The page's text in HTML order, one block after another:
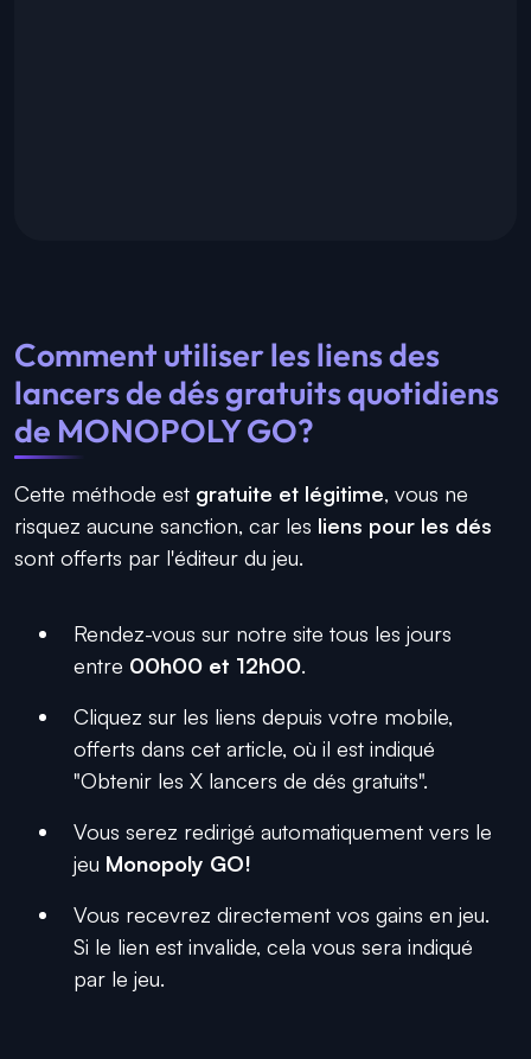
Comment utiliser les liens des
lancers de dés gratuits quotidiens
de MONOPOLY GO?
Cette méthode est gratuite et légitime, vous ne
risquez aucune sanction, car les liens pour les dés
sont offerts par l'éditeur du jeu.
Rendez-vous sur notre site tous les jours
entre 00h00 et 12h00.
Cliquez sur les liens depuis votre mobile,
offerts dans cet article, où il est indiqué
"Obtenir les X lancers de dés gratuits".
Vous serez redirigé automatiquement vers le
jeu Monopoly GO!
Vous recevrez directement vos gains en jeu.
Si le lien est invalide, cela vous sera indiqué
par le jeu.